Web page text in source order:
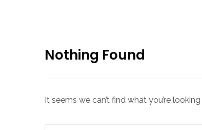
Nothing Found
It seems we can’t find what you’re